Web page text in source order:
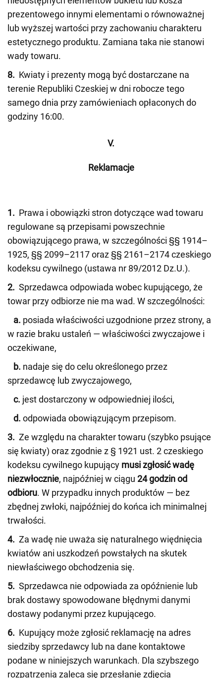
prezentowego innymi elementami o równoważnej
lub wyższej wartości przy zachowaniu charakteru
estetycznego produktu. Zamiana taka nie stanowi
wady towaru.
8. Kwiaty i prezenty mogą być dostarczane na
terenie Republiki Czeskiej w dni robocze tego
samego dnia przy zamówieniach opłaconych do
godziny 16:00.
V.
Reklamacje
1. Prawa i obowiązki stron dotyczące wad towaru
regulowane są przepisami powszechnie
obowiązującego prawa, w szczególności §§ 1914–
1925, §§ 2099–2117 oraz §§ 2161–2174 czeskiego
kodeksu cywilnego (ustawa nr 89/2012 Dz.U.).
2. Sprzedawca odpowiada wobec kupującego, że
towar przy odbiorze nie ma wad. W szczególności:
a. posiada właściwości uzgodnione przez strony, a
w razie braku ustaleń — właściwości zwyczajowe i
oczekiwane,
b. nadaje się do celu określonego przez
sprzedawcę lub zwyczajowego,
c. jest dostarczony w odpowiedniej ilości,
d. odpowiada obowiązującym przepisom.
3. Ze względu na charakter towaru (szybko psujące
się kwiaty) oraz zgodnie z § 1921 ust. 2 czeskiego
kodeksu cywilnego kupujący musi zgłosić wadę
niezwłocznie, najpóźniej w ciągu 24 godzin od
odbioru. W przypadku innych produktów — bez
zbędnej zwłoki, najpóźniej do końca ich minimalnej
trwałości.
4. Za wadę nie uważa się naturalnego więdnięcia
kwiatów ani uszkodzeń powstałych na skutek
niewłaściwego obchodzenia się.
5. Sprzedawca nie odpowiada za opóźnienie lub
brak dostawy spowodowane błędnymi danymi
dostawy podanymi przez kupującego.
6. Kupujący może zgłosić reklamację na adres
siedziby sprzedawcy lub na dane kontaktowe
podane w niniejszych warunkach. Dla szybszego
rozpatrzenia zaleca się przesłanie zdjęcia